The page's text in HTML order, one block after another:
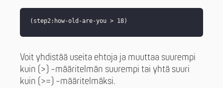
(step2:how-old-are-you > 18)
Voit yhdistää useita ehtoja ja muuttaa suurempi
kuin (>) -määritelmän suurempi tai yhtä suuri
kuin (>=) -määritelmäksi.